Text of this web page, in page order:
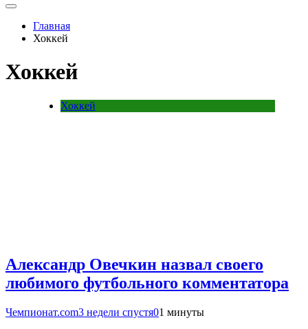
Главная
Хоккей
Хоккей
Хоккей
Александр Овечкин назвал своего
любимого футбольного комментатора
Чемпионат.com3 недели спустя01 минуты